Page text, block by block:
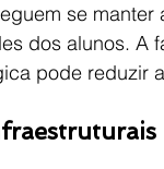
se
dos alunos. A
pode reduzir